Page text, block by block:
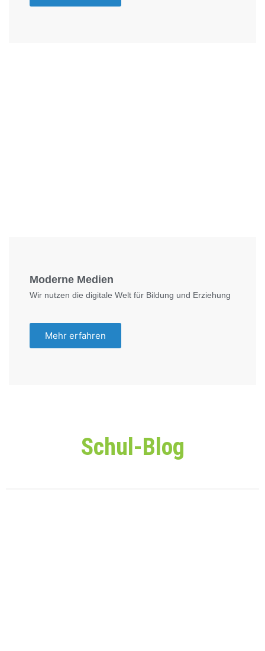
Moderne Medien
Wir nutzen die digitale Welt für Bildung und Erziehung
Mehr erfahren
Schul-Blog